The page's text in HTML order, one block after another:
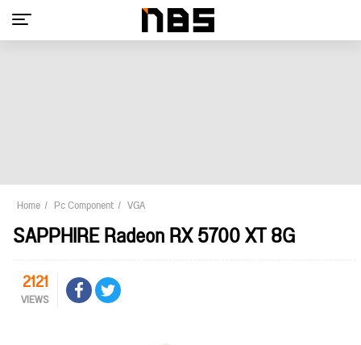
Home Pc Component VGA
SAPPHIRE Radeon RX 5700 XT 8G
2121
VIEWS